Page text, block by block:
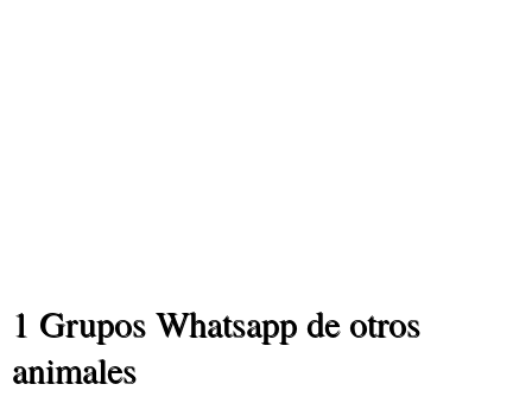
1 Grupos Whatsapp de otros
animales